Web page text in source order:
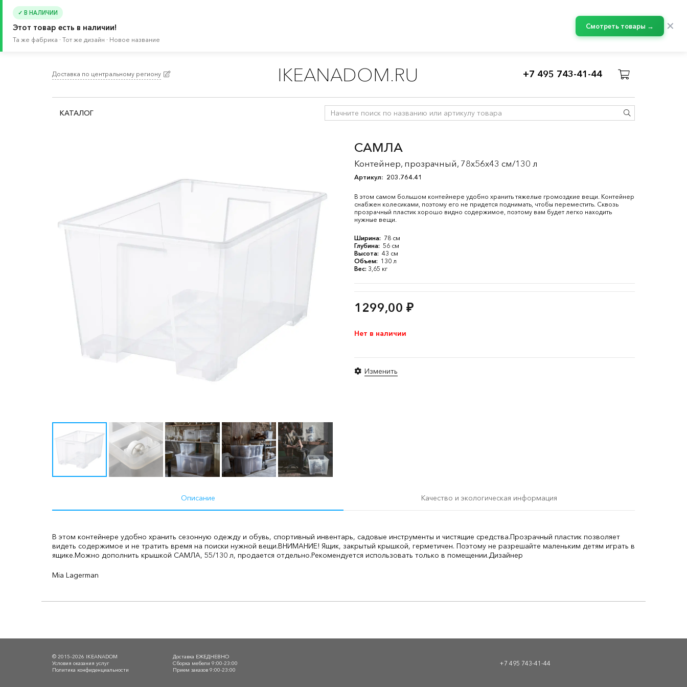
✓ В НАЛИЧИИ
Этот товар есть в наличии!
Та же фабрика · Тот же дизайн · Новое название
Смотреть товары → ✕
Доставка по центральному региону IKEANADOM.RU +7 495 743-41-44
КАТАЛОГ
САМЛА
Контейнер, прозрачный, 78x56x43 см/130 л
Артикул: 203.764.41
В этом самом большом контейнере удобно хранить тяжелые громоздкие вещи. Контейнер
снабжен колесиками, поэтому его не придется поднимать, чтобы переместить. Сквозь
прозрачный пластик хорошо видно содержимое, поэтому вам будет легко находить
нужные вещи.
Ширина: 78 см
Глубина: 56 см
Высота: 43 см
Объем: 130 л
Вес: 3,65 кг
1299,00 ₽
Нет в наличии
Изменить
Описание Качество и экологическая информация
В этом контейнере удобно хранить сезонную одежду и обувь, спортивный инвентарь, садовые инструменты и чистящие средства.Прозрачный пластик позволяет
видеть содержимое и не тратить время на поиски нужной вещи.ВНИМАНИЕ! Ящик, закрытый крышкой, герметичен. Поэтому не разрешайте маленьким детям играть в
ящике.Можно дополнить крышкой САМЛА, 55/130 л, продается отдельно.Рекомендуется использовать только в помещении.Дизайнер
Mia Lagerman
© 2015–2026 IKEANADOM
Условия оказания услуг
Политика конфиденциальности
Доставка ЕЖЕДНЕВНО
Сборка мебели 9:00-23:00
Прием заказов 9:00-23:00
+7 495 743-41-44